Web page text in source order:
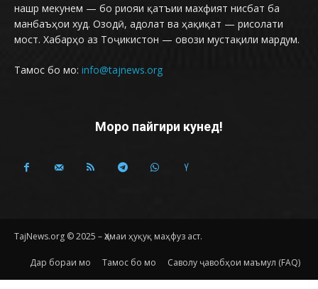
нашр мекунем — бо риояи қатъии махфият нисбат ба
манбаъҳои худ. Озодӣ, адолат ва ҳақиқат — рисолати
мост. Хабарҳо аз Тоҷикистон — овози мустақили мардум.
Тамос бо мо: info@tajnews.org
Моро пайгири кунед!
TajNews.org © 2025 – Ҳамаи ҳуқуқ маҳфуз аст.
Дар бораи мо Тамос бо мо Саволу ҷавобҳои маъмул (FAQ)